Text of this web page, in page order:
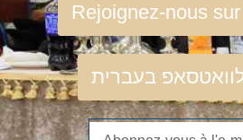
Rejoignez-nous
בעברית